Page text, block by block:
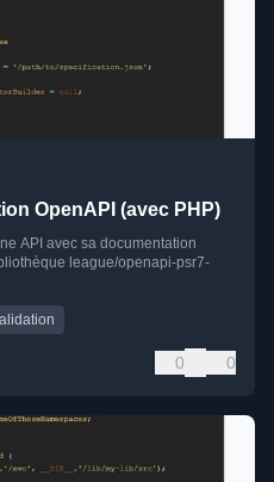
OpenAPI (avec PHP)
API avec sa documentation
league/openapi-psr7-
0 0